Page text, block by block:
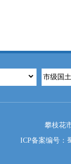
攀枝花
ICP备案编号：